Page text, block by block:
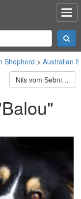
Shepherd
Australian
Nils vom Sebnitztal